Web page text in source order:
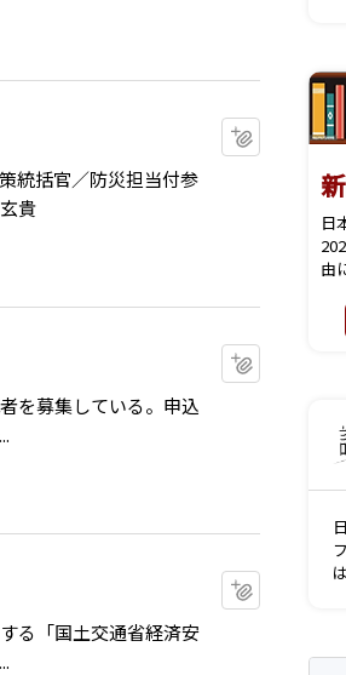
統括官／防災担当付参
貴
マイクリッ
を募集している。申込
る「国土交通省経済安
マイクリッ
日
由